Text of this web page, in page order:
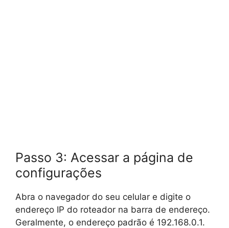
Passo 3: Acessar a página de
configurações
Abra o navegador do seu celular e digite o
endereço IP do roteador na barra de endereço.
Geralmente, o endereço padrão é 192.168.0.1.